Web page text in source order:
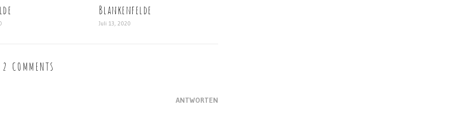
Blankenfelde
Juli 13, 2020
2 COMMENTS
ANTWORTEN